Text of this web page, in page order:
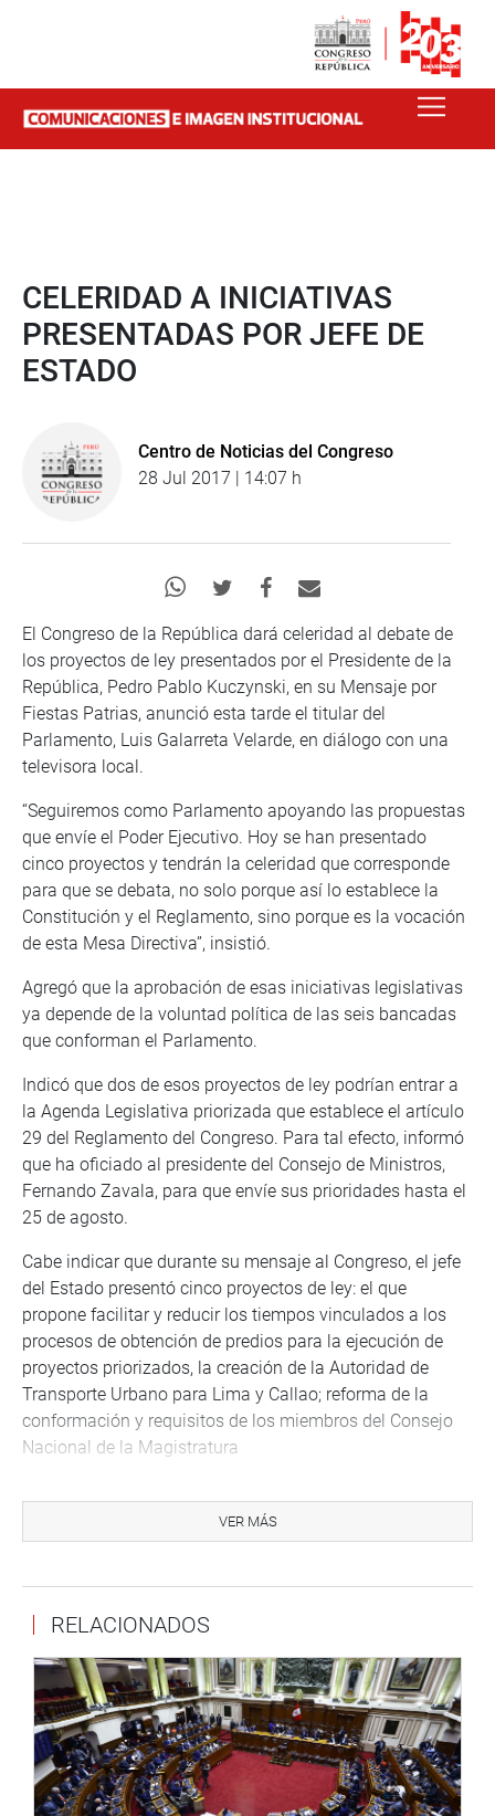
CELERIDAD A INICIATIVAS
PRESENTADAS POR JEFE DE
ESTADO
Centro de Noticias del Congreso
28 Jul 2017 | 14:07 h
El Congreso de la República dará celeridad al debate de
los proyectos de ley presentados por el Presidente de la
República, Pedro Pablo Kuczynski, en su Mensaje por
Fiestas Patrias, anunció esta tarde el titular del
Parlamento, Luis Galarreta Velarde, en diálogo con una
televisora local.
“Seguiremos como Parlamento apoyando las propuestas
que envíe el Poder Ejecutivo. Hoy se han presentado
cinco proyectos y tendrán la celeridad que corresponde
para que se debata, no solo porque así lo establece la
Constitución y el Reglamento, sino porque es la vocación
de esta Mesa Directiva”, insistió.
Agregó que la aprobación de esas iniciativas legislativas
ya depende de la voluntad política de las seis bancadas
que conforman el Parlamento.
Indicó que dos de esos proyectos de ley podrían entrar a
la Agenda Legislativa priorizada que establece el artículo
29 del Reglamento del Congreso. Para tal efecto, informó
que ha oficiado al presidente del Consejo de Ministros,
Fernando Zavala, para que envíe sus prioridades hasta el
25 de agosto.
Cabe indicar que durante su mensaje al Congreso, el jefe
del Estado presentó cinco proyectos de ley: el que
propone facilitar y reducir los tiempos vinculados a los
procesos de obtención de predios para la ejecución de
proyectos priorizados, la creación de la Autoridad de
Transporte Urbano para Lima y Callao; reforma de la
conformación y requisitos de los miembros del Consejo
Nacional de la Magistratura
el tratamiento de aguas residuales mediante
asociaciones público-privadas, y el que permite fortalecer
(SUNAFIL).
En otro momento, el presidente del Congreso fue
consultado sobre su opinión respecto del discurso del
Presidente Kuczynski Godard. Galarreta dijo preferir que
ese análisis lo haga el vocero de la bancada Fuerza
Popular.
VER MÁS
RELACIONADOS